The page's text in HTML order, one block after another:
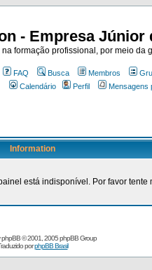
- Empresa Júnior
formação profissional, por meio
FAQ Busca Membros
Calendário
Perfil Mensagens
Information
está indisponível. Por favor tente
phpBB© 2001, 2005 phpBB Group
porphpBB Brasil